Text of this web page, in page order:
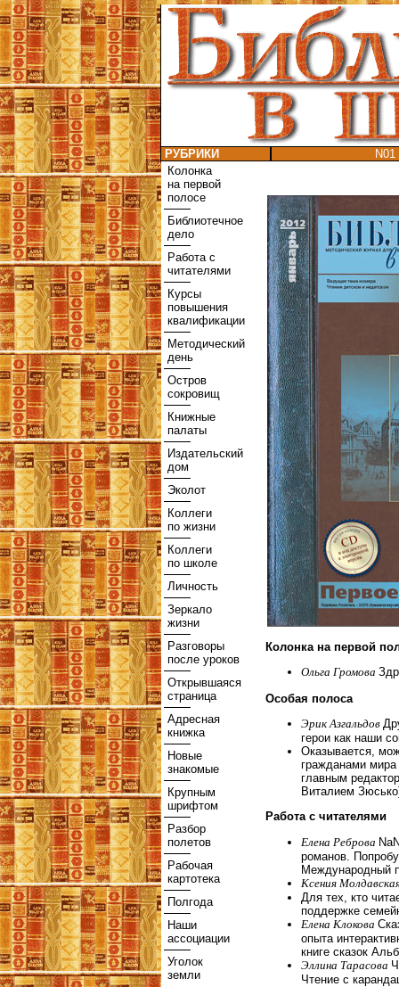
РУБРИКИ
Колонка
на первой
полосе
Библиотечное
дело
Работа с
читателями
Курсы
повышения
квалификации
Методический
день
Остров
сокровищ
Книжные
палаты
Издательский
дом
Эколот
Коллеги
по жизни
Коллеги
по школе
Личность
Зеркало
жизни
Разговоры
после уроков
Открывшаяся
страница
Адресная
книжка
Новые
знакомые
Крупным
шрифтом
Разбор
полетов
Рабочая
картотека
Полгода
Наши
ассоциации
Уголок
земли
Колонка на первой
Ольга Громова
Особая полоса
Эрик Азгальдов
герои как наши
Оказывается,
гражданами мира
главным
Виталием
Работа с читателями
Елена Реброва
романов.
Международный
Ксения
Для тех, кто
поддержке
Елена Клокова
опыта
книге сказок
Эллина Тарасова
Чтение с